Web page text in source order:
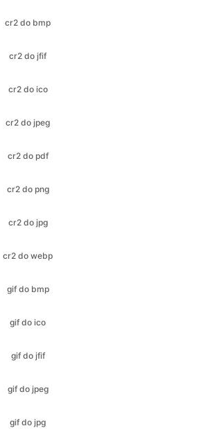
cr2 do ico
cr2 do jpeg
cr2 do pdf
cr2 do png
cr2 do jpg
cr2 do webp
gif do bmp
gif do ico
gif do jfif
gif do jpeg
gif do jpg
gif do pdf
gif do png